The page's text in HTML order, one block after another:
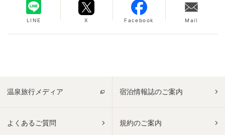
LINE X Facebook Mail
温泉旅行メディア 宿泊情報誌のご案内
よくあるご質問 規約のご案内